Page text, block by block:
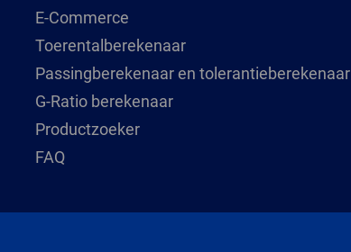
E-Commerce
Toerentalberekenaar
Passingberekenaar en tolerantieberekenaar
G-Ratio berekenaar
Productzoeker
FAQ